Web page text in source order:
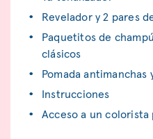
Revelador y 2 pares
Paquetitos de
clásicos
Pomada
Instrucciones
Acceso a un colorista